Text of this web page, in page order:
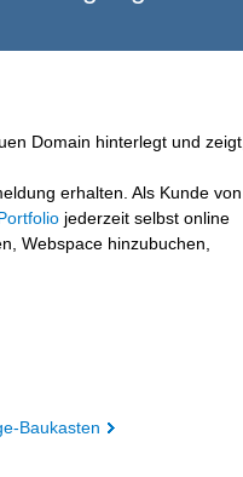
Domain hinterlegt und zeigt,
erhalten. Als Kunde von
jederzeit selbst online
Webspace hinzubuchen,
Baukasten